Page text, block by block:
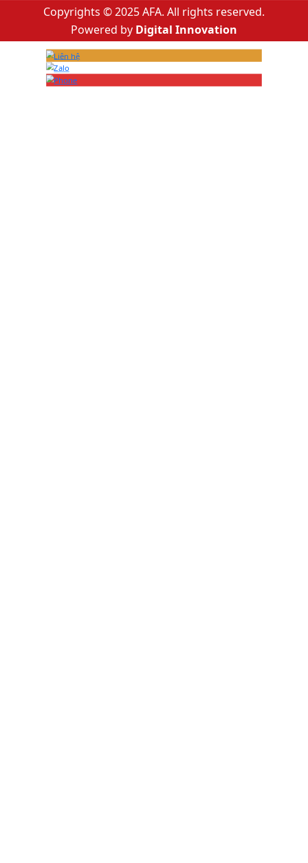
Copyrights © 2025 AFA. All rights reserved.
Powered by Digital Innovation